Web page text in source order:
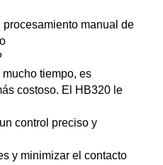
manual de
tiempo, es
costoso. El HB320 le
control preciso y
y minimizar el contacto